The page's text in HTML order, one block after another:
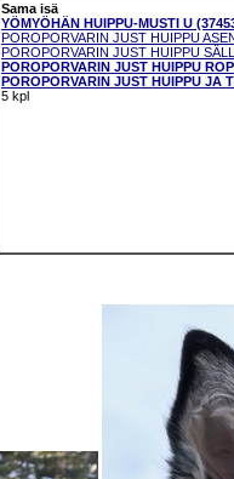
Sama isä
YÖMYÖHÄN HUIPPU-MUSTI U
POROPORVARIN JUST HUIPPU
POROPORVARIN JUST HUIPPU
POROPORVARIN JUST HUIPPU
POROPORVARIN JUST HUIPPU JA
5 kpl